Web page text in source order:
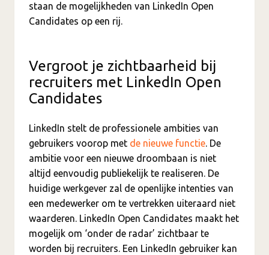
staan de mogelijkheden van LinkedIn Open
Candidates op een rij.
Vergroot je zichtbaarheid bij
recruiters met LinkedIn Open
Candidates
LinkedIn stelt de professionele ambities van
gebruikers voorop met de nieuwe functie. De
ambitie voor een nieuwe droombaan is niet
altijd eenvoudig publiekelijk te realiseren. De
huidige werkgever zal de openlijke intenties van
een medewerker om te vertrekken uiteraard niet
waarderen. LinkedIn Open Candidates maakt het
mogelijk om ‘onder de radar’ zichtbaar te
worden bij recruiters. Een LinkedIn gebruiker kan